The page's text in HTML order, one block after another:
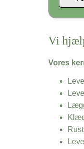
Vi
Vores